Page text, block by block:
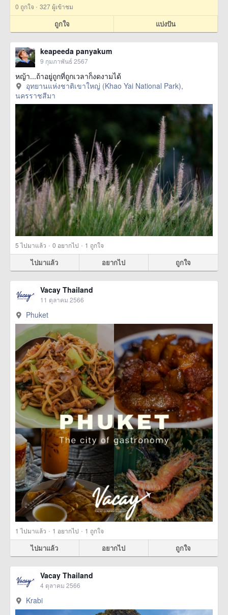
0 ถูกใจ · 327 ผู้เข้าชม
ถูกใจ แบ่งปัน
keapeeda panyakum
9 กุมภาพันธ์ 2567
หญ้า...ถ้าอยู่ถูกที่ถูกเวลาก็งดงามได้
อุทยานแห่งชาติเขาใหญ่ (Khao Yai National Park),
นครราชสีมา
5ไปมาแล้ว · 0 อยากไป · 1 ถูกใจ
ไปมาแล้ว อยากไป ถูกใจ
Vacay Thailand
11 ตุลาคม 2566
Phuket
1 ไปมาแล้ว · 1 อยากไป · 1 ถูกใจ
ไปมาแล้ว อยากไป ถูกใจ
Vacay Thailand
4 ตุลาคม 2566
Krabi